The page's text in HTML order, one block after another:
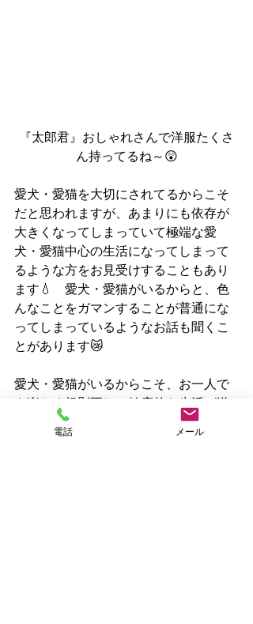
『太郎君』おしゃれさんで洋服たくさ
ん持ってるね～😲
愛犬・愛猫を大切にされてるからこそ
だと思われますが、あまりにも依存が
大きくなってしまっていて極端な愛
犬・愛猫中心の生活になってしまって
るような方をお見受けすることもあり
ます💧　愛犬・愛猫がいるからと、色
んなことをガマンすることが普通にな
ってしまっているようなお話も聞くこ
とがあります😿
愛犬・愛猫がいるからこそ、お一人で
も楽しく規則正しい健康的な生活が送
れるものと思いますが、時にはわんこ
さんとのお散歩のコースを変えていつ
電話 メール